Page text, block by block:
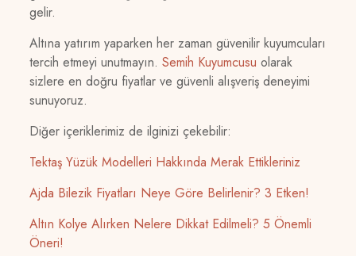
gelir.
Altına yatırım yaparken her zaman güvenilir kuyumcuları
tercih etmeyi unutmayın. Semih Kuyumcusu olarak
sizlere en doğru fiyatlar ve güvenli alışveriş deneyimi
sunuyoruz.
Diğer içeriklerimiz de ilginizi çekebilir:
Tektaş Yüzük Modelleri Hakkında Merak Ettikleriniz
Ajda Bilezik Fiyatları Neye Göre Belirlenir? 3 Etken!
Altın Kolye Alırken Nelere Dikkat Edilmeli? 5 Önemli
Öneri!